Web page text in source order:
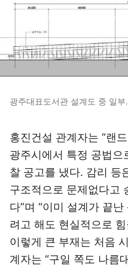
광주대표도서관 설계도 중 일
홍진건설 관계자는 “랜
광주시에서 특정 공법으
찰 공고를 냈다. 감리 등
구조적으로 문제없다고
다”며 “이미 설계가 끝
려고 해도 현실적으로
이렇게 큰 부재는 처음
계자는 “구일 쪽도 나름